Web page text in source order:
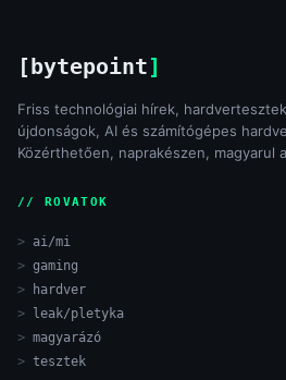
[bytepoint]
Friss technológiai hírek,
újdonságok, AI és számítógépes
Közérthetően, naprakészen, magyarul
// ROVATOK
ai/mi
gaming
hardver
leak/pletyka
magyarázó
tesztek